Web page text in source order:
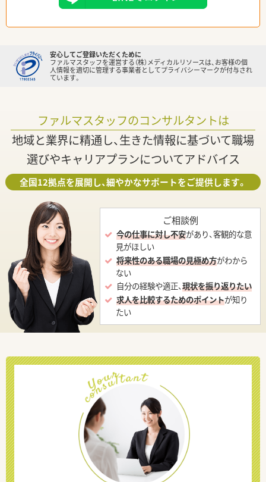
安心してご登録いただくために
ファルマスタッフを運営する（株）メディカルリソースは、お客様の個
人情報を適切に管理する事業者としてプライバシーマークが付与され
ています。
ファルマスタッフのコンサルタントは
地域と業界に精通し、生きた情報に基づいて職場
選びやキャリアプランについてアドバイス
全国12拠点を展開し、細やかなサポートをご提供します。
ご相談例
今の仕事に対し不安があり、客観的な意
見がほしい
将来性のある職場の見極め方がわから
ない
自分の経験や適正、現状を振り返りたい
求人を比較するためのポイントが知り
たい